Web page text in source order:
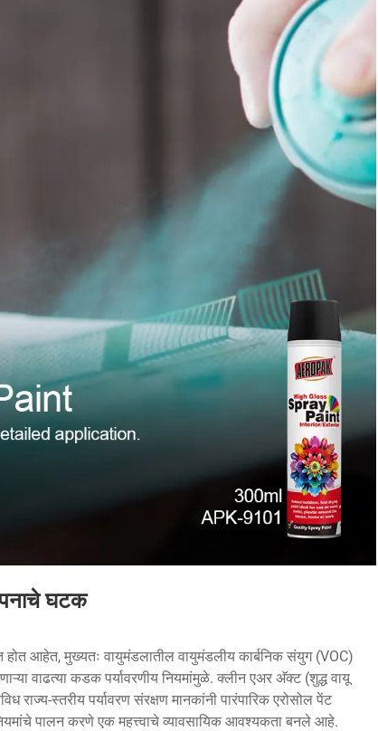
घटक
होत आहेत, मुख्यतः वायुमंडलातील वायुमंडलीय कार्बनिक संयुग (VOC)
वाढत्या कडक पर्यावरणीय नियमांमुळे. क्लीन एअर अ‍ॅक्ट (शुद्ध वायू
राज्य-स्तरीय पर्यावरण संरक्षण मानकांनी पारंपारिक एरोसोल पेंट
पालन करणे एक महत्त्वाचे व्यावसायिक आवश्यकता बनले आहे.